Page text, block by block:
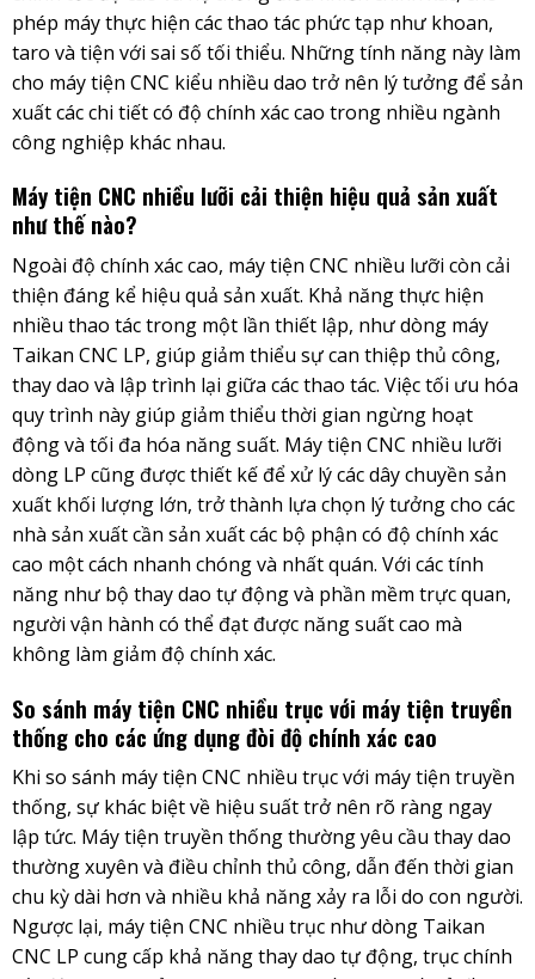
phép máy thực hiện các thao tác phức tạp như khoan,
taro và tiện với sai số tối thiểu. Những tính năng này làm
cho máy tiện CNC kiểu nhiều dao trở nên lý tưởng để sản
xuất các chi tiết có độ chính xác cao trong nhiều ngành
công nghiệp khác nhau.
Máy tiện CNC nhiều lưỡi cải thiện hiệu quả sản xuất
như thế nào?
Ngoài độ chính xác cao, máy tiện CNC nhiều lưỡi còn cải
thiện đáng kể hiệu quả sản xuất. Khả năng thực hiện
nhiều thao tác trong một lần thiết lập, như dòng máy
Taikan CNC LP, giúp giảm thiểu sự can thiệp thủ công,
thay dao và lập trình lại giữa các thao tác. Việc tối ưu hóa
quy trình này giúp giảm thiểu thời gian ngừng hoạt
động và tối đa hóa năng suất. Máy tiện CNC nhiều lưỡi
dòng LP cũng được thiết kế để xử lý các dây chuyền sản
xuất khối lượng lớn, trở thành lựa chọn lý tưởng cho các
nhà sản xuất cần sản xuất các bộ phận có độ chính xác
cao một cách nhanh chóng và nhất quán. Với các tính
năng như bộ thay dao tự động và phần mềm trực quan,
người vận hành có thể đạt được năng suất cao mà
không làm giảm độ chính xác.
So sánh máy tiện CNC nhiều trục với máy tiện truyền
thống cho các ứng dụng đòi độ chính xác cao
Khi so sánh máy tiện CNC nhiều trục với máy tiện truyền
thống, sự khác biệt về hiệu suất trở nên rõ ràng ngay
lập tức. Máy tiện truyền thống thường yêu cầu thay dao
thường xuyên và điều chỉnh thủ công, dẫn đến thời gian
chu kỳ dài hơn và nhiều khả năng xảy ra lỗi do con người.
Ngược lại, máy tiện CNC nhiều trục như dòng Taikan
CNC LP cung cấp khả năng thay dao tự động, trục chính